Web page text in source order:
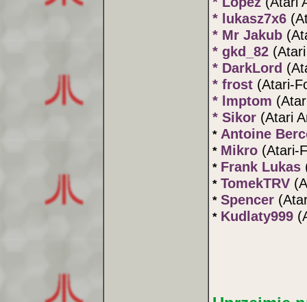
* lukasz7x6
* Mr Jakub
* gkd_82
* DarkLord
* frost (Atari-
* lmptom
* Sikor (Atari
* Antoine
* Mikro (Atari-
* Frank Lukas
* TomekTRV
* Spencer
* Kudlaty999